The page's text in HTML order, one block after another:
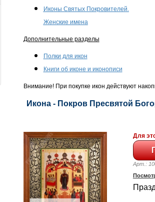
Иконы Святых Покровителей.
Женские имена
Дополнительные разделы
Полки для икон
Книги об иконе и иконописи
Внимание! При покупке икон действуют
Икона - Покров Пресвятой
Для
Арт.: